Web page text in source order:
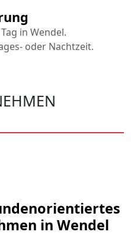
in Wendel.
oder Nachtzeit.
in Wendel